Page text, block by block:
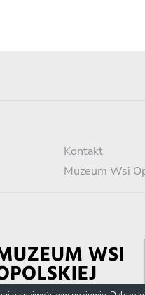
Kontakt
Muzeum Wsi